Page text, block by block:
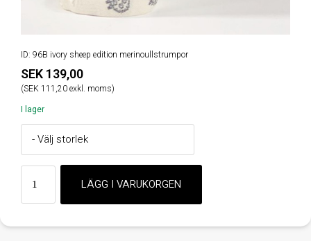
ID: 96B ivory sheep edition merinoullstrumpor
SEK 139,00
(SEK 111,20 exkl. moms)
I lager